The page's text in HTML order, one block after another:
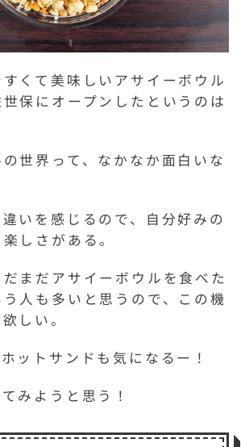
くて美味しいアサイーボウル
保にオープンしたというのは
世界って、なかなか面白いな
いを感じるので、自分好みの
しさがある。
まだアサイーボウルを食べた
人も多いと思うので、この機
しい。
ットサンドも気になるー！
みようと思う！